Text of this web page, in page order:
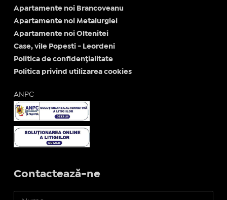
Apartamente noi Brancoveanu
Apartamente noi Metalurgiei
Apartamente noi Oltenitei
Case, vile Popesti - Leordeni
Politica de confidențialitate
Politica privind utilizarea cookies
ANPC
Contactează-ne